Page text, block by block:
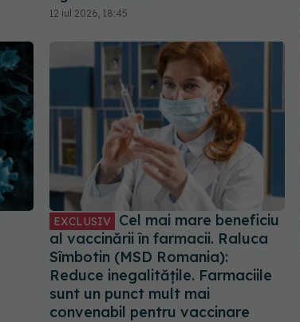
12 iul 2026, 18:45
EXCLUSIV
Cel mai mare beneficiu
al vaccinării în farmacii. Raluca
Sîmbotin (MSD Romania):
Reduce inegalitățile. Farmaciile
sunt un punct mult mai
convenabil pentru vaccinare